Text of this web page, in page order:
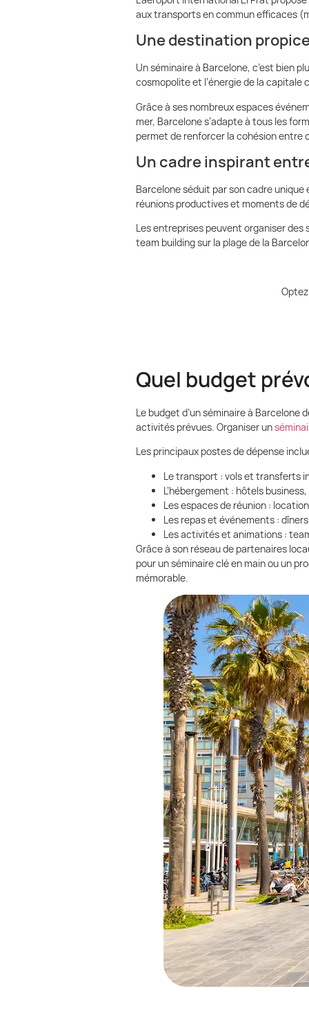
aux transports en commun efficaces
Une destination
Un séminaire à Barcelone, c’est bien
cosmopolite et l’énergie de la capitale
Grâce à ses nombreux espaces
mer, Barcelone s’adapte à tous les
permet de renforcer la cohésion
Un cadre inspirant
Barcelone séduit par son cadre
réunions productives et moments de
Les entreprises peuvent organiser
team building sur la plage de la
Quel budget
Le budget d’un séminaire à
activités prévues. Organiser un
Les principaux postes de dépense
Le transport : vols et transferts
L’hébergement : hôtels
Les espaces de réunion :
Les repas et événements :
Les activités et animations :
Grâce à son réseau de partenaires
pour un séminaire clé en main ou un
mémorable.